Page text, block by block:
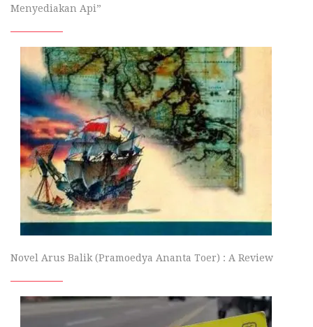
Menyediakan Api”
Novel Arus Balik (Pramoedya Ananta Toer) : A Review